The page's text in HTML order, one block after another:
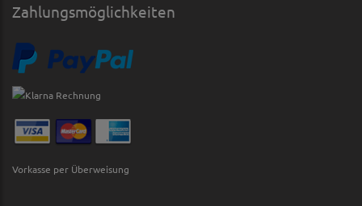
Zahlungsmöglichkeiten
Vorkasse per Überweisung